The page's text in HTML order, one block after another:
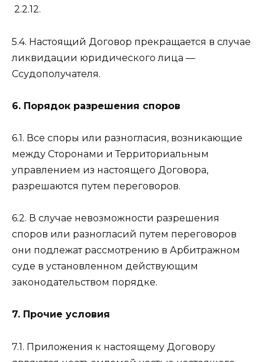
2.2.12.
5.4. Настоящий Договор прекращается в случае
ликвидации юридического лица —
Ссудополучателя.
6. Порядок разрешения споров
6.1. Все споры или разногласия, возникающие
между Сторонами и Территориальным
управлением из настоящего Договора,
разрешаются путем переговоров.
6.2. В случае невозможности разрешения
споров или разногласий путем переговоров
они подлежат рассмотрению в Арбитражном
суде в установленном действующим
законодательством порядке.
7. Прочие условия
7.1. Приложения к настоящему Договору